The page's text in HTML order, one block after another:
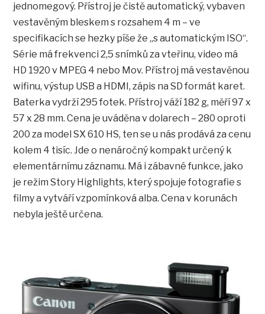
jednomegový. Přístroj je čistě automatický, vybaven
vestavěným bleskem s rozsahem 4 m – ve
specifikacích se hezky píše že „s automatickým ISO“.
Série má frekvenci 2,5 snímků za vteřinu, video má
HD 1920 v MPEG 4 nebo Mov. Přístroj má vestavěnou
wifinu, výstup USB a HDMI, zápis na SD formát karet.
Baterka vydrží 295 fotek. Přístroj váží 182 g, měří 97 x
57 x 28 mm. Cena je uváděna v dolarech – 280 oproti
200 za model SX 610 HS, ten se u nás prodává za cenu
kolem 4 tisíc. Jde o nenáročný kompakt určený k
elementárnímu záznamu. Má i zábavné funkce, jako
je režim Story Highlights, který spojuje fotografie s
filmy a vytváří vzpomínková alba. Cena v korunách
nebyla ještě určena.